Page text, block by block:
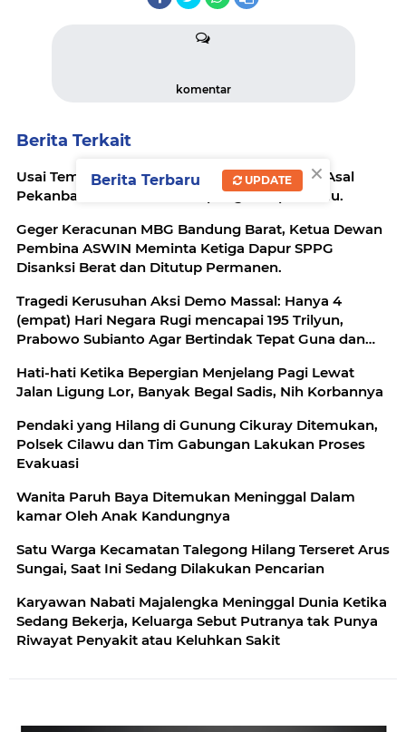
komentar
Berita Terkait
Usai Temui Pacar di Bukittinggi, Perempuan Asal
Pekanbaru Ditemukan Terapung di Tepi Danau.
Geger Keracunan MBG Bandung Barat, Ketua Dewan
Pembina ASWIN Meminta Ketiga Dapur SPPG
Disanksi Berat dan Ditutup Permanen.
Tragedi Kerusuhan Aksi Demo Massal: Hanya 4
(empat) Hari Negara Rugi mencapai 195 Trilyun,
Prabowo Subianto Agar Bertindak Tepat Guna dan
Hati-hati Ketika Bepergian Menjelang Pagi Lewat
Jalan Ligung Lor, Banyak Begal Sadis, Nih Korbannya
Pendaki yang Hilang di Gunung Cikuray Ditemukan,
Polsek Cilawu dan Tim Gabungan Lakukan Proses
Evakuasi
Wanita Paruh Baya Ditemukan Meninggal Dalam
kamar Oleh Anak Kandungnya
Satu Warga Kecamatan Talegong Hilang Terseret Arus
Sungai, Saat Ini Sedang Dilakukan Pencarian
Karyawan Nabati Majalengka Meninggal Dunia Ketika
Sedang Bekerja, Keluarga Sebut Putranya tak Punya
Riwayat Penyakit atau Keluhkan Sakit
×
Berita Terbaru UPDATE